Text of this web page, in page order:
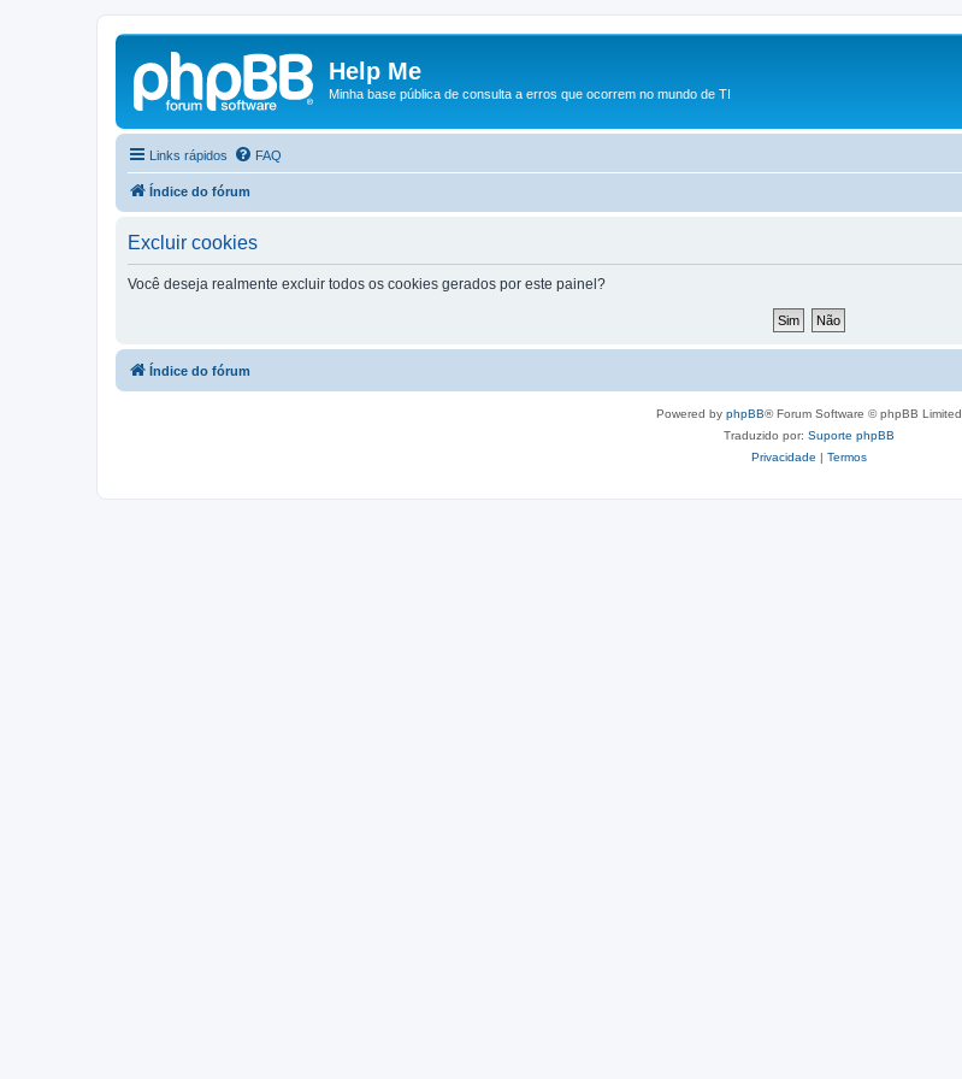
Help Me
Minha base pública de consulta a erros que ocorrem no mundo de TI
Links rápidos FAQ
Índice do fórum
Excluir cookies
Você deseja realmente excluir todos os cookies gerados por este painel?
Índice do fórum
Powered by phpBB® Forum Software © phpBB Limited
Traduzido por: Suporte phpBB
Privacidade | Termos